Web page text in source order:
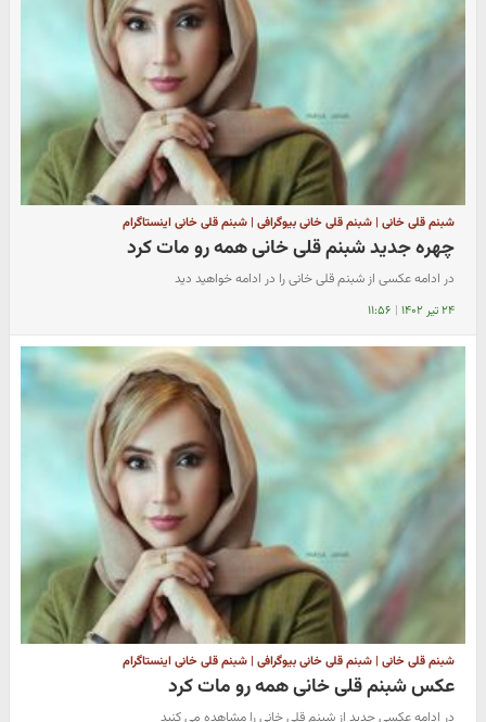
شبنم قلی خانی | شبنم قلی خانی بیوگرافی | شبنم قلی خانی اینستاگرام
چهره جدید شبنم قلی خانی همه رو مات کرد
در ادامه عکسی از شبنم قلی خانی را در ادامه خواهید دید
۲۴ تیر ۱۴۰۲ | ۱۱:۵۶
شبنم قلی خانی | شبنم قلی خانی بیوگرافی | شبنم قلی خانی اینستاگرام
عکس شبنم قلی خانی همه رو مات کرد
در ادامه عکسی جدید از شبنم قلی خانی را مشاهده می کنید